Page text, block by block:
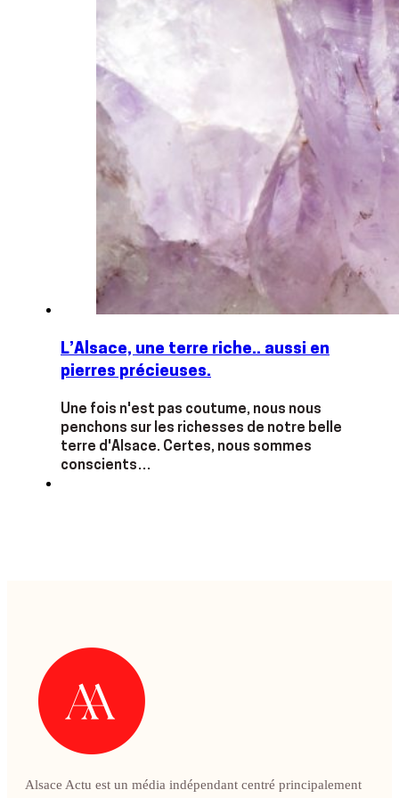
L’Alsace, une terre riche.. aussi en
pierres précieuses.
Une fois n'est pas coutume, nous nous
penchons sur les richesses de notre belle
terre d'Alsace. Certes, nous sommes
conscients…
Alsace Actu est un média indépendant centré principalement